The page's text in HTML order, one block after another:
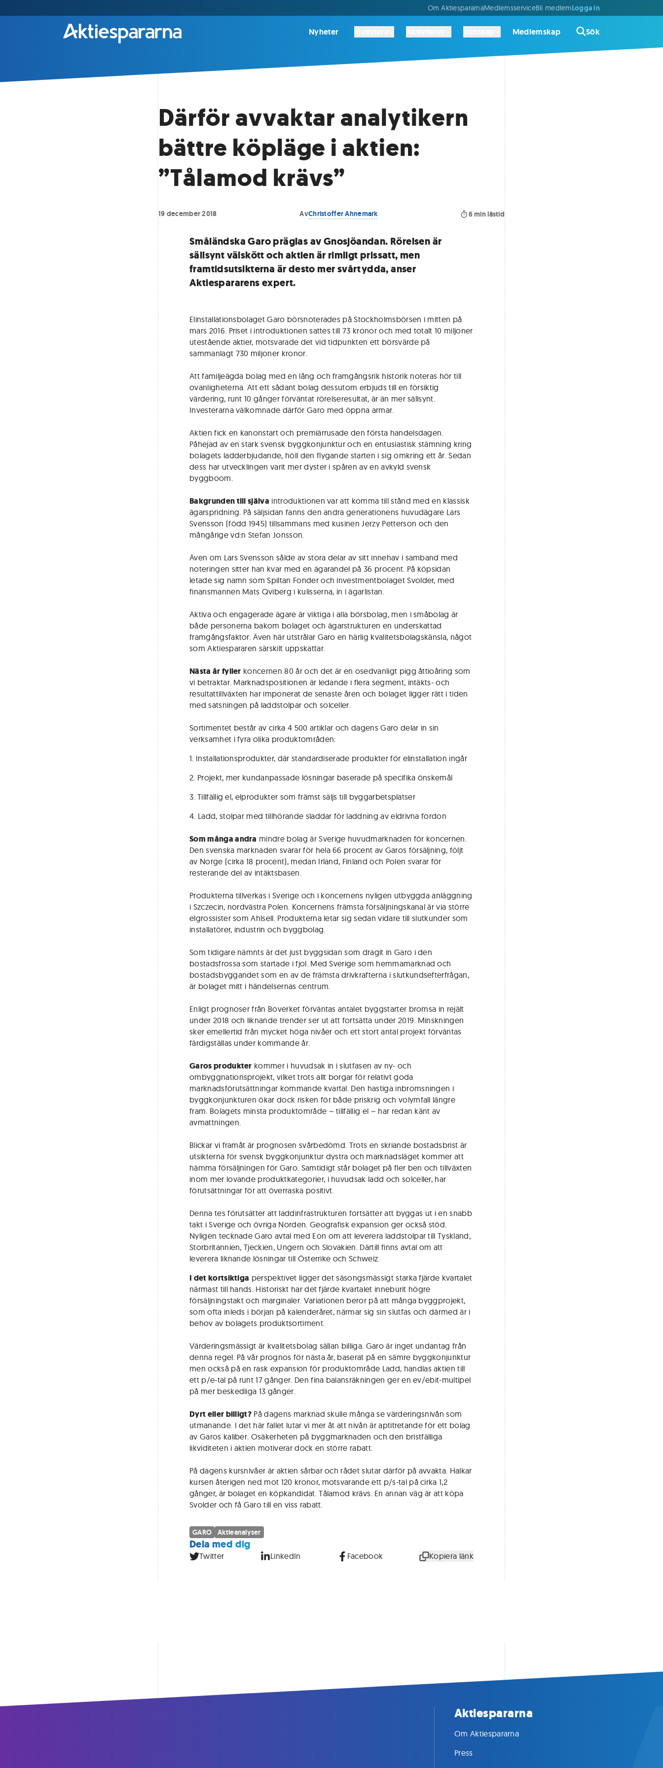
Om AktiespararnaMedlemsserviceBli medlemLogga in
Nyheter Medlemskap Sök
Därför avvaktar analytikern
bättre köpläge i aktien:
”Tålamod krävs”
19 december 2018 AvChristoffer Ahnemark 6min lästid
Småländska Garo präglas av Gnosjöandan. Rörelsen är
sällsynt välskött och aktien är rimligt prissatt, men
framtidsutsikterna är desto mer svårtydda, anser
Aktiespararens expert.
Elinstallationsbolaget Garo börsnoterades på Stockholmsbörsen i mitten på
mars 2016. Priset i introduktionen sattes till 73 kronor och med totalt 10 miljoner
utestående aktier, motsvarade det vid tidpunkten ett börsvärde på
sammanlagt 730 miljoner kronor.
Att familjeägda bolag med en lång och framgångsrik historik noteras hör till
ovanligheterna. Att ett sådant bolag dessutom erbjuds till en försiktig
värdering, runt 10 gånger förväntat rörelseresultat, är än mer sällsynt.
Investerarna välkomnade därför Garo med öppna armar.
Aktien fick en kanonstart och premiärrusade den första handelsdagen.
Påhejad av en stark svensk byggkonjunktur och en entusiastisk stämning kring
bolagets ladd­erbjudande, höll den flygande starten i sig omkring ett år. Sedan
dess har utvecklingen varit mer dyster i spåren av en avkyld svensk
byggboom.
Bakgrunden till själva introduktionen var att komma till stånd med en klassisk
ägarspridning. På säljsidan fanns den andra generationens huvudägare Lars
Svensson (född 1945) tillsammans med kusinen Jerzy Petterson och den
mångårige vd:n Stefan Jonsson.
Även om Lars Svensson sålde av stora delar av sitt innehav i samband med
noteringen sitter han kvar med en ägarandel på 36 procent. På köpsidan
letade sig namn som Spiltan Fonder och investmentbolaget Svolder, med
finansmannen Mats Qviberg i kulisserna, in i ägarlistan.
Aktiva och engagerade ägare är viktiga i alla börsbolag, men i småbolag är
både personerna bakom bolaget och ägarstrukturen en underskattad
framgångsfaktor. Även här utstrålar Garo en härlig kvalitetsbolagskänsla, något
som Aktiespararen särskilt uppskattar.
Nästa år fyller koncernen 80 år och det är en osedvanligt pigg åttio­åring som
vi betraktar. Marknadspositionen är ledande i flera segment, intäkts- och
resultattillväxten har imponerat de senaste åren och bolaget ligger rätt i tiden
med satsningen på laddstolpar och solceller.
Sortimentet består av cirka 4 500 artiklar och dagens Garo delar in sin
verksamhet i fyra olika produkt­områden:
1. Installationsprodukter, där standardiserade produkter för el­installation ingår
2. Projekt, mer kundanpassade lösningar baserade på specifika önskemål
3. Tillfällig el, elprodukter som främst säljs till byggarbetsplatser
4. Ladd, stolpar med tillhörande sladdar för laddning av eldrivna fordon
Som många andra mindre bolag är Sverige huvudmarknaden för koncernen.
Den svenska marknaden svarar för hela 66 procent av Garos försäljning, följt
av Norge (cirka 18 procent), medan Irland, Finland och Polen svarar för
resterande del av intäktsbasen.
Produkterna tillverkas i Sverige och i koncernens nyligen utbyggda anläggning
i Szczecin, nordvästra Polen. Koncernens främsta försäljningskanal är via större
elgrossister som Ahlsell. Produkterna letar sig sedan vidare till slutkunder som
installatörer, industrin och byggbolag.
Som tidigare nämnts är det just byggsidan som dragit in Garo i den
bostadsfrossa som startade i fjol. Med Sverige som hemmamarknad och
bostadsbyggandet som en av de främsta drivkrafterna i slutkunds­efterfrågan,
är bolaget mitt i händelsernas centrum.
Enligt prognoser från Boverket förväntas antalet byggstarter bromsa in rejält
under 2018 och liknande trender ser ut att fortsätta under 2019. Minskningen
sker emellertid från mycket höga nivåer och ett stort antal projekt förväntas
färdigställas under kommande år.
Garos produkter kommer i huvudsak in i slutfasen av ny- och
ombyggnationsprojekt, vilket trots allt borgar för relativt goda
marknadsförutsättningar kommande kvartal. Den hastiga inbromsningen i
byggkonjunkturen ökar dock risken för både priskrig och volymfall längre
fram. Bolagets minsta produktområde – tillfällig el – har redan känt av
avmattningen.
Blickar vi framåt är prognosen svårbedömd. Trots en skriande bostadsbrist är
utsikterna för svensk byggkonjunktur dystra och marknads­läget kommer att
hämma försäljningen för Garo. Samtidigt står bolaget på fler ben och tillväxten
inom mer lovande produktkategorier, i huvudsak ladd och solceller, har
förutsättningar för att överraska positivt.
Denna tes förutsätter att ladd­infrastrukturen fortsätter att byggas ut i en snabb
takt i Sverige och övriga Norden. Geografisk expansion ger också stöd.
Nyligen tecknade Garo avtal med Eon om att leverera laddstolpar till Tyskland,
Storbritannien, Tjeckien, Ungern och Slovakien. Därtill finns avtal om att
leverera liknande lösningar till Österrike och Schweiz.
I det kortsiktiga perspektivet ligger det säsongsmässigt starka fjärde kvartalet
närmast till hands. Historiskt har det fjärde kvartalet inneburit högre
försäljningstakt och marginaler. Variationen beror på att många byggprojekt,
som ofta inleds i början på kalenderåret, närmar sig sin slutfas och därmed är i
behov av bolagets produktsortiment.
Värderingsmässigt är kvalitetsbolag sällan billiga. Garo är inget undantag från
denna regel. På vår prognos för nästa år, baserat på en sämre byggkonjunktur
men också på en rask expansion för produktområde Ladd, handlas aktien till
ett p/e-tal på runt 17 gånger. Den fina balansräkningen ger en ev/ebit-multipel
på mer beskedliga 13 gånger.
Dyrt eller billigt? På dagens marknad skulle många se värderingsnivån som
utmanande. I det här fallet lutar vi mer åt att nivån är aptitretande för ett bolag
av Garos kaliber. Osäkerheten på byggmarknaden och den bristfälliga
likviditeten i aktien motiverar dock en större rabatt.
På dagens kursnivåer är aktien sårbar och rådet slutar därför på avvakta. Halkar
kursen återigen ned mot 120 kronor, motsvarande ett p/s-tal på cirka 1,2
gånger, är bolaget en köpkandidat. Tålamod krävs. En annan väg är att köpa
Svolder och få Garo till en viss rabatt.
GARO Aktieanalyser
Dela med dig
Twitter LinkedIn Facebook Kopiera länk
Aktiespararna
Om Aktiespararna
Press